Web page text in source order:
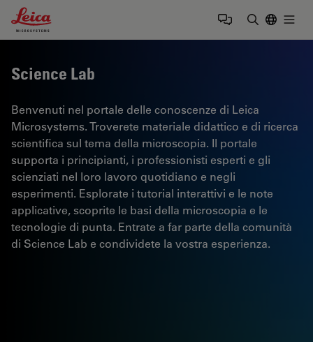
Leica Microsystems Logo
Science Lab
Benvenuti nel portale delle conoscenze di Leica
Microsystems. Troverete materiale didattico e di ricerca
scientifica sul tema della microscopia. Il portale
supporta i principianti, i professionisti esperti e gli
scienziati nel loro lavoro quotidiano e negli
esperimenti. Esplorate i tutorial interattivi e le note
applicative, scoprite le basi della microscopia e le
tecnologie di punta. Entrate a far parte della comunità
di Science Lab e condividete la vostra esperienza.